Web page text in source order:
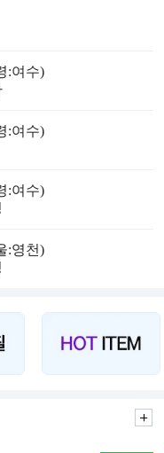
:여수)
:여수)
:여수)
:영천)